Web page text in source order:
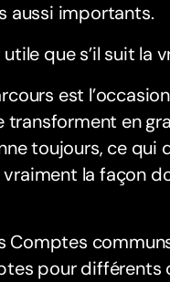
aussi importants.
que s’il suit la
est
transforment en
toujours, ce qui
la façon
Comptes
pour